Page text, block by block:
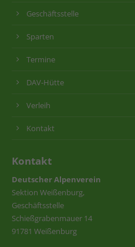
Geschäftsstelle
Sparten
Termine
DAV-Hütte
Verleih
Kontakt
Kontakt
Deutscher Alpenverein
Sektion Weißenburg,
Geschäftsstelle
Schießgrabenmauer 14
91781 Weißenburg